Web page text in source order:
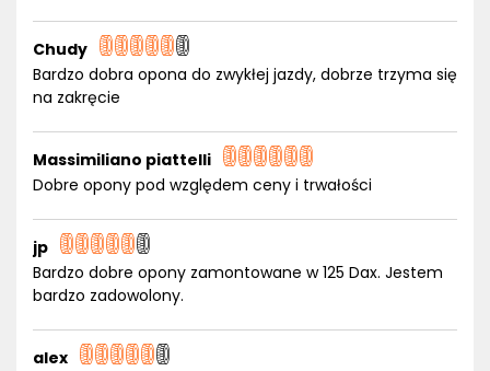
Chudy
Bardzo dobra opona do zwykłej jazdy, dobrze trzyma się
na zakręcie
Massimiliano piattelli
Dobre opony pod względem ceny i trwałości
jp
Bardzo dobre opony zamontowane w 125 Dax. Jestem
bardzo zadowolony.
alex